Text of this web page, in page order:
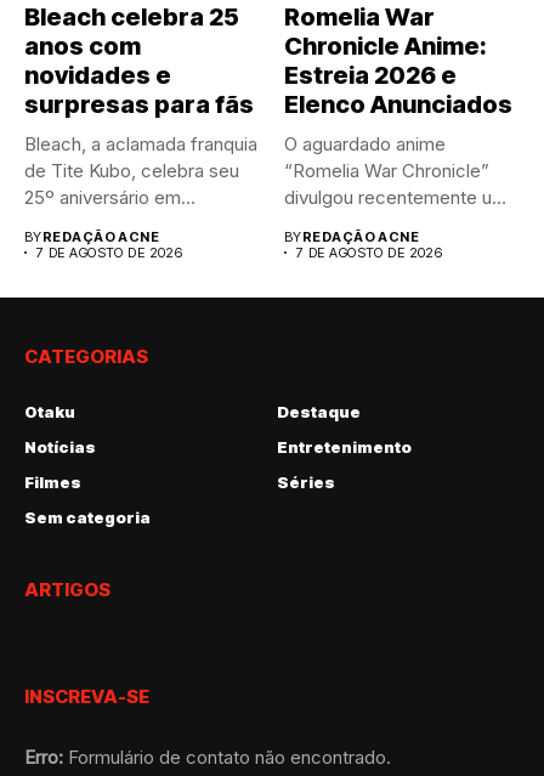
Bleach celebra 25
anos com
novidades e
surpresas para fãs
Bleach, a aclamada franquia
de Tite Kubo, celebra seu
25º aniversário em...
BYREDAÇÃO ACNE
7 DE AGOSTO DE 2026
Romelia War
Chronicle Anime:
Estreia 2026 e
Elenco Anunciados
O aguardado anime
“Romelia War Chronicle”
divulgou recentemente um
revelando...
BYREDAÇÃO ACNE
7 DE AGOSTO DE 2026
CATEGORIAS
Otaku
Destaque
Notícias
Entretenimento
Filmes
Séries
Sem categoria
ARTIGOS
INSCREVA-SE
Erro: Formulário de contato não encontrado.